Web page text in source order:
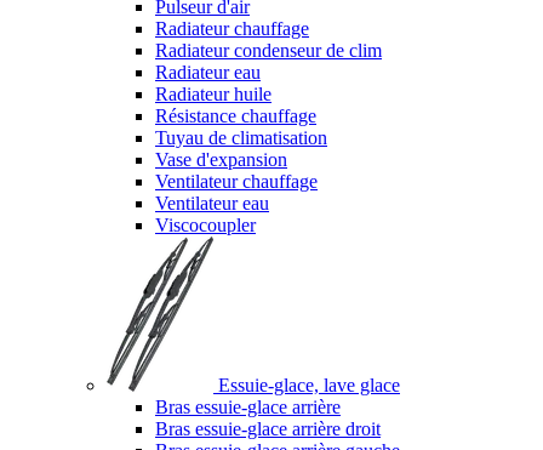
Pulseur d'air
Radiateur chauffage
Radiateur condenseur de clim
Radiateur eau
Radiateur huile
Résistance chauffage
Tuyau de climatisation
Vase d'expansion
Ventilateur chauffage
Ventilateur eau
Viscocoupler
Essuie-glace, lave glace
Bras essuie-glace arrière
Bras essuie-glace arrière droit